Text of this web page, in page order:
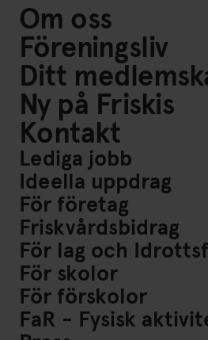
Om oss
Föreningsliv
Ditt
Ny på Friskis
Kontakt
Lediga jobb
Ideella uppdrag
För företag
Friskvårdsbidrag
För lag och
För skolor
För förskolor
FaR - Fysisk